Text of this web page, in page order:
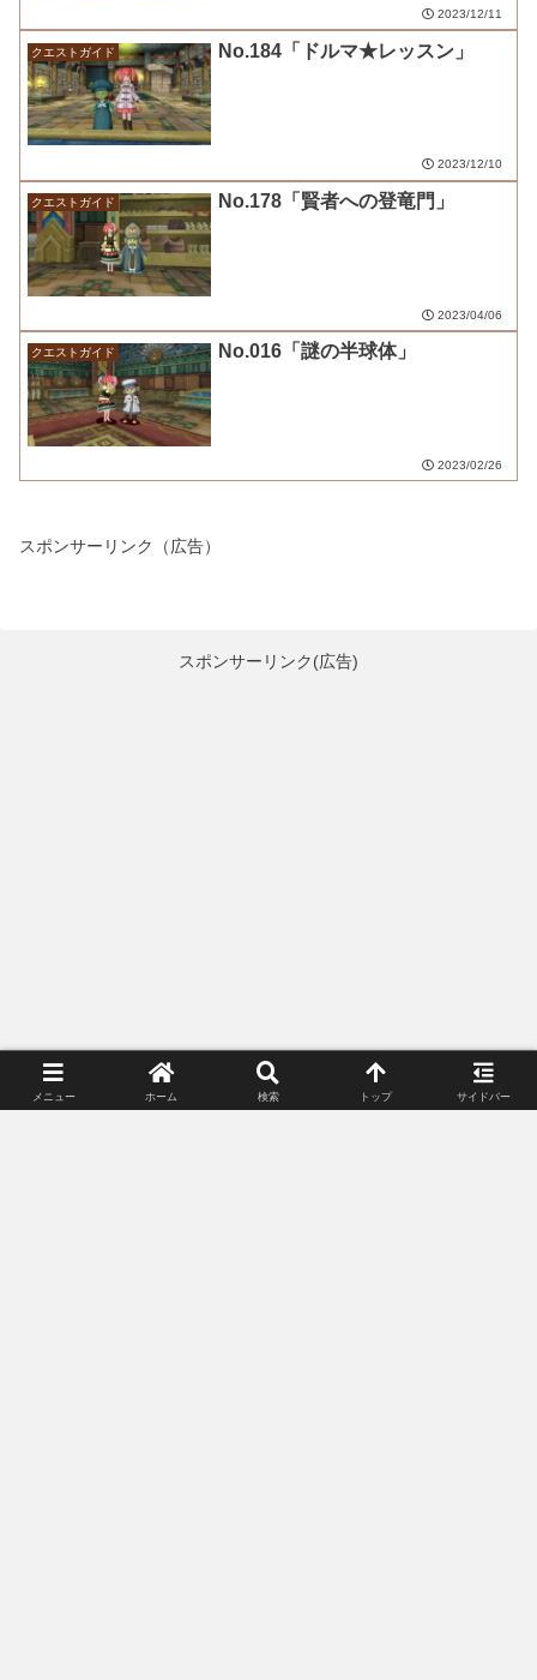
2023/12/11
クエストガイド No.184「ドルマ★レッスン」
2023/12/10
クエストガイド No.178「賢者への登竜門」
2023/04/06
クエストガイド No.016「謎の半球体」
2023/02/26
スポンサーリンク（広告）
スポンサーリンク(広告)
メニュー ホーム 検索 トップ サイドバー